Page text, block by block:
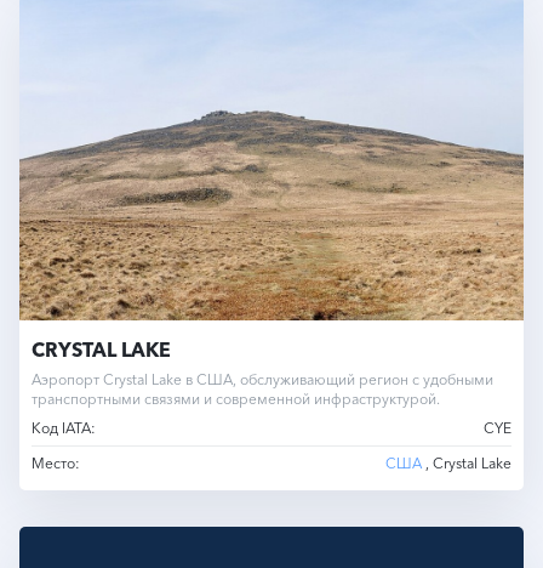
CRYSTAL LAKE
Аэропорт Crystal Lake в США, обслуживающий регион с удобными
транспортными связями и современной инфраструктурой.
Код IATA:
CYE
Место:
США , Crystal Lake